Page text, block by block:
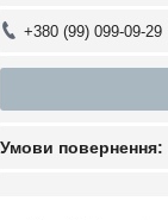
+380 (99) 099-09-29